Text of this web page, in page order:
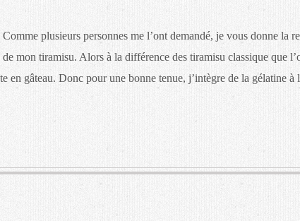
Comme plusieurs personnes me l’ont demandé, je vous donne la
de mon tiramisu. Alors à la différence des tiramisu classique que
en gâteau. Donc pour une bonne tenue, j’intègre de la gélatine à